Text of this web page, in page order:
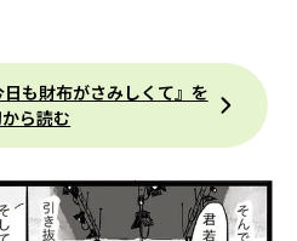
日も財布がさみしくて』を
ら読む